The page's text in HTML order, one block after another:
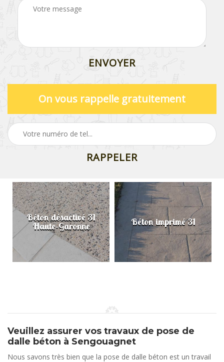
On vous rappelle gratuitement
Béton désactivé 31
Haute-Garonne Béton imprimé 31
Veuillez assurer vos travaux de pose de
dalle béton à Sengouagnet
Nous savons très bien que la pose de dalle béton est un travail